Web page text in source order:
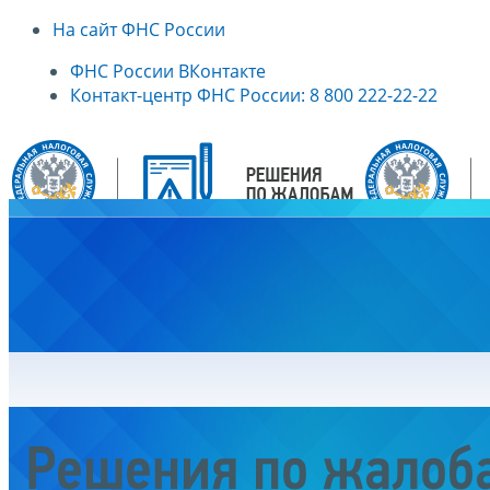
На сайт ФНС России
ФНС России ВКонтакте
Контакт-центр ФНС России: 8 800 222-22-22
Решения по